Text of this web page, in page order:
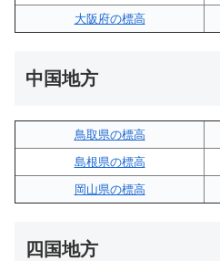
大阪府の標高
中国地方
鳥取県の標高
島根県の標高
岡山県の標高
四国地方